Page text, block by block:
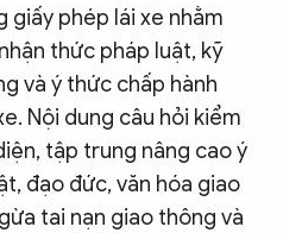
giấy phép lái xe nhằm
thức pháp luật, kỹ
và ý thức chấp hành
Nội dung câu hỏi kiểm
tập trung nâng cao ý
đạo đức, văn hóa giao
tai nạn giao thông và